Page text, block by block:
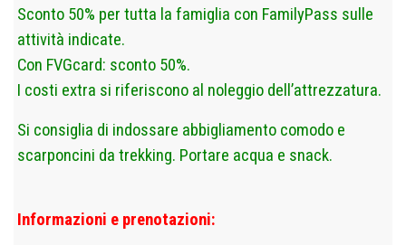
Sconto 50% per tutta la famiglia con FamilyPass sulle
attività indicate.
Con FVGcard: sconto 50%.
I costi extra si riferiscono al noleggio dell’attrezzatura.
Si consiglia di indossare abbigliamento comodo e
scarponcini da trekking. Portare acqua e snack.
Informazioni e prenotazioni: